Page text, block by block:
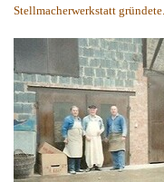
Stellmacherwerkstatt gründete.